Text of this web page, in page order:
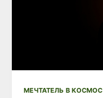
МЕЧТАТЕЛЬ В КОСМОС